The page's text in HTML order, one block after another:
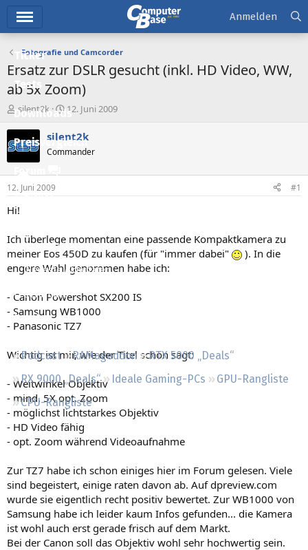
Ticker
Tests
Downloads
Preisvergleich
Forum
Aktuelles
Neue Beiträge
Neueste Aktivitäten
Leserartikel
Regeln
Podcast RAMageddon
RTX 5000 „Deals“
RX 9000 „Deals“
Ideale Gaming-PCs
GPU-Rangliste
CPU-Rangliste
Anmelden
Fotografie und Camcorder
Ersatz zur DSLR gesucht (inkl. HD Video, WW,
ab 5x Zoom)
E
r
s
t
e
r
silent2k
E
r
s
e
t
12. Juni 2009
silent2k
Commander
12. Juni 2009 #1
Hi!
Ich überlege momentan eine passende Kompaktkamera zu
meiner Eos 450D zu kaufen (für "immer dabei"
). In die
engere Wahl genommen habe ich:
- Canon Powershot SX200 IS
- Samsung WB1000
- Panasonic TZ7
Wichtig ist mir, wie der Titel schon sagt:
- Weitwinkel Objektiv
- mind. 5X opt. Zoom
- möglichst lichtstarkes Objektiv
- HD Video fähig
- opt. Zoom während Videoaufnahme
Zur TZ7 habe ich schon einiges hier im Forum gelesen. Viele
sind begeistert, einige raten davon ab. Auf dpreview.com
wurde sie eigentlich recht positiv bewertet. Zur WB1000 von
Samsung habe ich leider kaum Infos gefunden... die Kamera
ist wohl auch erst gerade frisch auf dem Markt.
Bei der Canon soll das Objektiv wohl sehr hochwertig sein.